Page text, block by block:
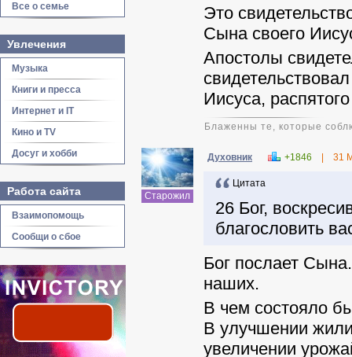
Все о семье
Увлечения
Музыка
Книги и пресса
Интернет и IT
Кино и TV
Досуг и хобби
Работа сайта
Взаимопомощь
Сообщи о сбое
Это
Сына своего
Апостолы
Иисуса,
Блаженны те, которые
Старожил
Духовник +1846 31
Цитата
26 Бог,
благословить
Бог послает
наших.
В чем состояло
В улучшении
увеличении